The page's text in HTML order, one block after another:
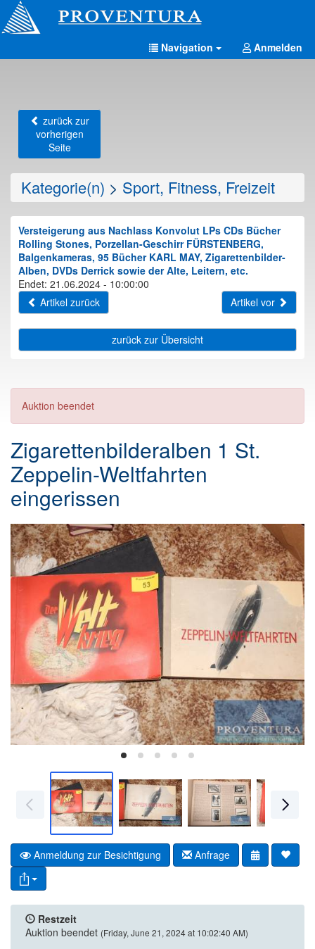
Navigation Anmelden
zurück zur
vorherigen
Seite
Kategorie(n) > Sport, Fitness, Freizeit
Versteigerung aus Nachlass Konvolut LPs CDs Bücher
Rolling Stones, Porzellan-Geschirr FÜRSTENBERG,
Balgenkameras, 95 Bücher KARL MAY, Zigarettenbilder-
Alben, DVDs Derrick sowie der Alte, Leitern, etc.
Endet: 21.06.2024 - 10:00:00
Artikel zurück
Artikel vor
zurück zur Übersicht
Auktion beendet
Zigarettenbilderalben 1 St.
Zeppelin-Weltfahrten
eingerissen
Anmeldung zur Besichtigung Anfrage
Restzeit
Auktion beendet (Friday, June 21, 2024 at 10:02:40 AM)